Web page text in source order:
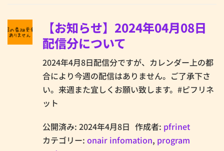
【お知らせ】2024年04月08日
配信分について
2024年4月8日配信分ですが、カレンダー上の都
合により今週の配信はありません。ご了承下さ
い。来週また宜しくお願い致します。#ピフリネ
ット
公開済み: 2024年4月8日 作成者: pfrinet
カテゴリー: onair infomation, program